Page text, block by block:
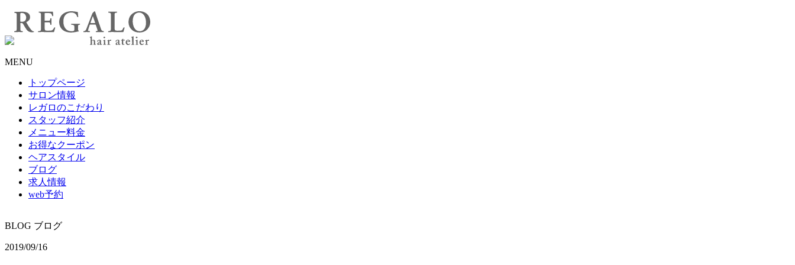
MENU
トップページ
サロン情報
レガロのこだわり
スタッフ紹介
メニュー料金
お得なクーポン
ヘアスタイル
ブログ
求人情報
web予約
BLOG ブログ
2019/09/16